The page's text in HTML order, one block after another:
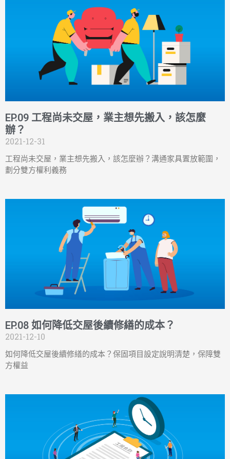
EP.09 工程尚未交屋，業主想先搬入，該怎麼
辦？
2021-12-31
工程尚未交屋，業主想先搬入，該怎麼辦？溝通家具置放範圍，
劃分雙方權利義務
EP.08 如何降低交屋後續修繕的成本？
2021-12-10
如何降低交屋後續修繕的成本？保固項目設定說明清楚，保障雙
方權益